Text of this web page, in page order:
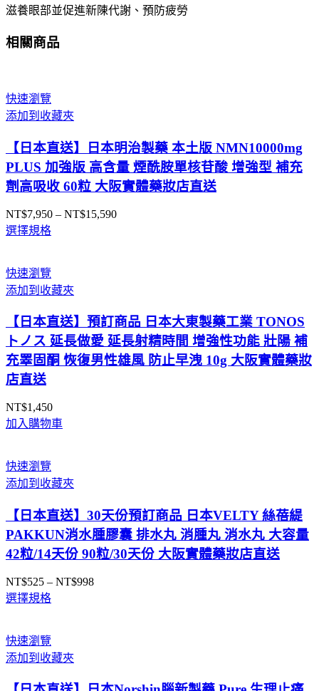
滋養眼部並促進新陳代謝、預防疲勞
相關商品
快速瀏覽
添加到收藏夾
【日本直送】日本明治製藥 本土版 NMN10000mg
PLUS 加強版 高含量 煙酰胺單核苷酸 增強型 補充
劑高吸收 60粒 大阪實體藥妝店直送
NT$7,950 – NT$15,590價
NT$15,590
選擇規格
快速瀏覽
添加到收藏夾
【日本直送】預訂商品 日本大東製藥工業 TONOS
トノス 延長做愛 延長射精時間 增強性功能 壯陽 補
充睪固酮 恢復男性雄風 防止早洩 10g 大阪實體藥妝
店直送
NT$1,450
加入購物車
快速瀏覽
添加到收藏夾
【日本直送】30天份預訂商品 日本VELTY 絲蓓緹
PAKKUN消水腫膠囊 排水丸 消腫丸 消水丸 大容量
42粒/14天份 90粒/30天份 大阪實體藥妝店直送
NT$525 – NT$998價
NT$998
選擇規格
快速瀏覽
添加到收藏夾